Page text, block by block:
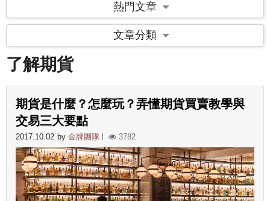
熱門文章
文章分類
了解期貨
期貨是什麼？怎麼玩？弄懂期貨買賣教學與
交易三大要點
2017.10.02 by 金牌團隊 3782